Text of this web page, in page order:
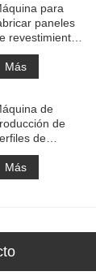
para
paneles
revestimiento
pared de PVC
WPC
Más
de
de
de
de WPC
Más